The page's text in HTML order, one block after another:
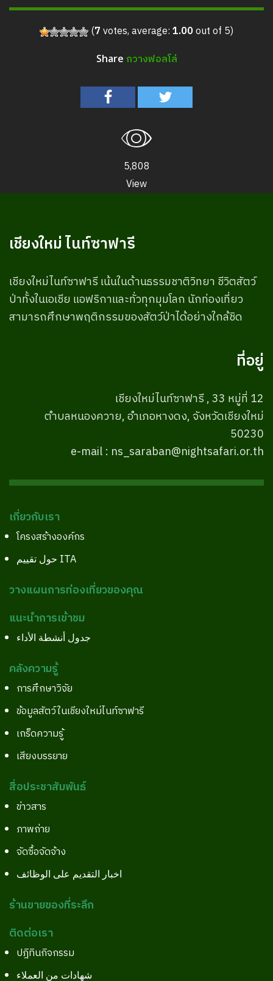
(7votes, average:1.00out of 5)
Share กวางฟอลโล่
5,808
View
เชียงใหม่ ไนท์ซาฟารี
เชียงใหม่ไนท์ซาฟารี เน้นในด้านธรรมชาติวิทยา ชีวิตสัตว์
ป่าทั้งในเอเชีย แอฟริกาและทั่วทุกมุมโลก นักท่องเที่ยว
สามารถศึกษาพฤติกรรมของสัตว์ป่าได้อย่างใกล้ชิด
ที่อยู่
เชียงใหม่ไนท์ซาฟารี , 33 หมู่ที่ 12
ตำบลหนองควาย, อำเภอหางดง, จังหวัดเชียงใหม่
50230
e-mail : ns_saraban@nightsafari.or.th
เกี่ยวกับเรา
โครงสร้างองค์กร
حول تقييم ITA
วางแผนการท่องเที่ยวของคุณ
แนะนำการเข้าชม
جدول أنشطة الأداء
คลังความรู้
การศึกษาวิจัย
ข้อมูลสัตว์ในเชียงใหม่ไนท์ซาฟารี
เกร็ดความรู้
เสียงบรรยาย
สื่อประชาสัมพันธ์
ข่าวสาร
ภาพถ่าย
จัดซื้อจัดจ้าง
اخبار التقديم على الوظائف
ร้านขายของที่ระลึก
ติดต่อเรา
ปฎิทินกิจกรรม
شهادات من العملاء